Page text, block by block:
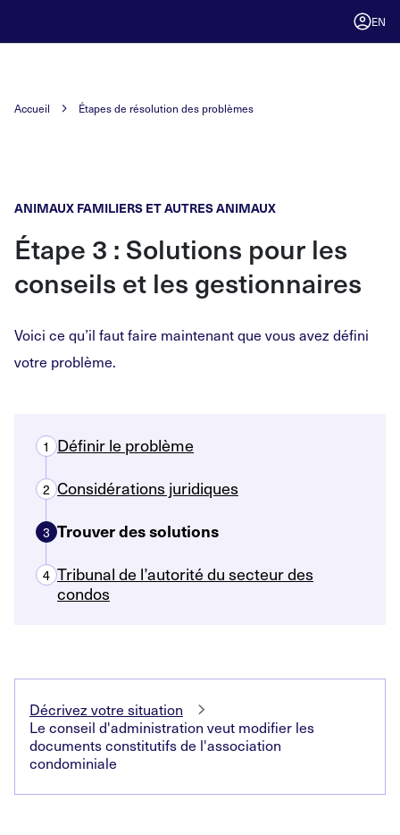
EN
Accueil Étapes de résolution des problèmes
ANIMAUX FAMILIERS ET AUTRES ANIMAUX
Étape 3 : Solutions pour les
conseils et les gestionnaires
Voici ce qu’il faut faire maintenant que vous avez défini
votre problème.
1 Définir le problème
2 Considérations juridiques
3 Trouver des solutions
4 Tribunal de l’autorité du secteur des
condos
Décrivez votre situation
Le conseil d'administration veut modifier les
documents constitutifs de l'association
condominiale